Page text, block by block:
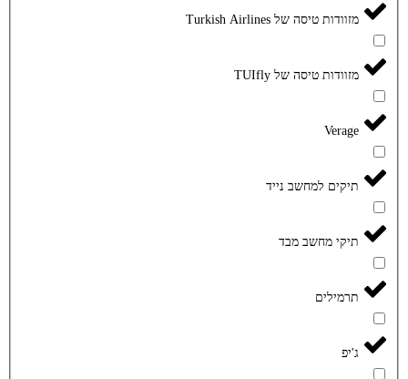
מזוודות טיסה של Turkish Airlines
מזוודות טיסה של TUIfly
Verage
תיקים למחשב נייד
תיקי מחשב מבד
תרמילים
ג'יפ